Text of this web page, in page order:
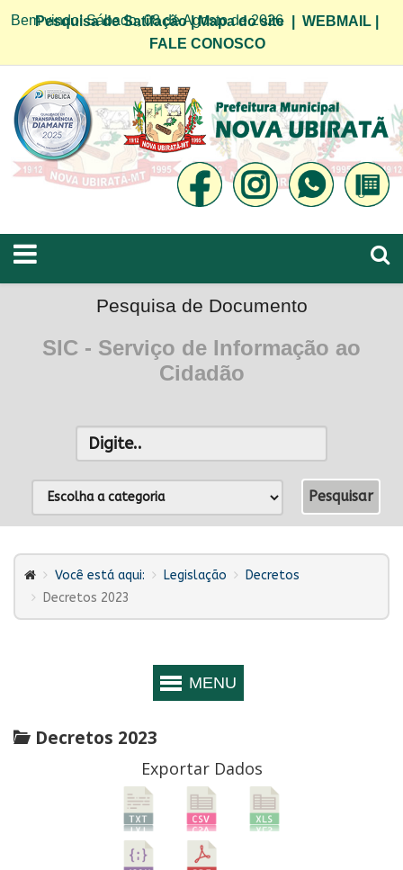
Bem vindo! Sábado, 08 de Agosto de 2026
Pesquisa de Satifação|Mapa do site WEBMAIL
FALE CONOSCO
Pesquisa de Documento
SIC - Serviço de Informação ao
Cidadão
Você está aqui: Legislação
Decretos
Decretos 2023
Decretos 2023
Exportar Dados